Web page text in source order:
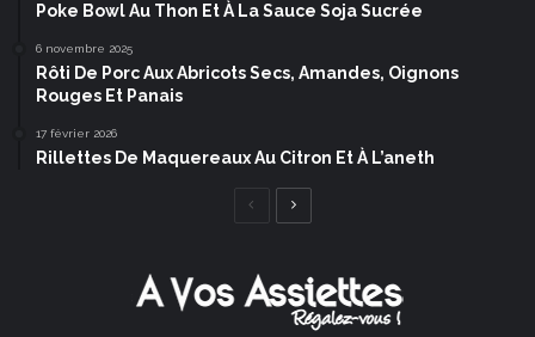
Poke Bowl Au Thon Et À La Sauce Soja Sucrée
6 novembre 2025
Rôti De Porc Aux Abricots Secs, Amandes, Oignons
Rouges Et Panais
17 février 2026
Rillettes De Maquereaux Au Citron Et À L’aneth
Page